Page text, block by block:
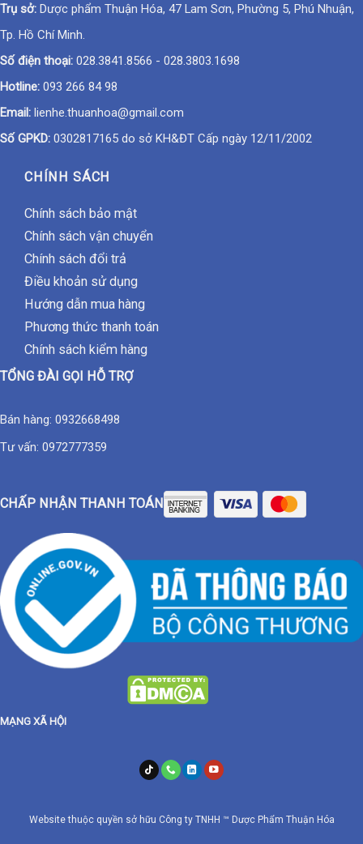
Trụ sở: Dược phẩm Thuận Hóa, 47 Lam Sơn, Phường 5, Phú Nhuận,
Tp. Hồ Chí Minh.
Số điện thoại: 028.3841.8566 - 028.3803.1698
Hotline: 093 266 84 98
Email: lienhe.thuanhoa@gmail.com
Số GPKD: 0302817165 do sở KH&ĐT Cấp ngày 12/11/2002
CHÍNH SÁCH
Chính sách bảo mật
Chính sách vận chuyển
Chính sách đổi trả
Điều khoản sử dụng
Hướng dẫn mua hàng
Phương thức thanh toán
Chính sách kiểm hàng
TỔNG ĐÀI GỌI HỖ TRỢ
Bán hàng: 0932668498
Tư vấn: 0972777359
CHẤP NHẬN THANH TOÁN
MẠNG XÃ HỘI
Website thuộc quyền sở hữu Công ty TNHH ™ Dược Phẩm Thuận Hóa